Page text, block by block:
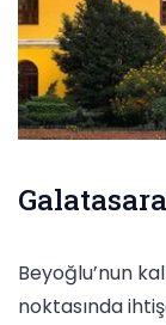
Beyoğlu’nun
noktasında